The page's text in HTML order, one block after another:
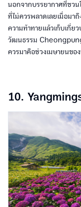
นอกจากบรรยากาศที่ชวน
ที่ไม่ควรพลาดเลยเมื่อม
ความท้าทายแล้วเก็บเกี่ย
วัฒนธรรม
ควรมาคือช่วงเมษายนขอ
10.